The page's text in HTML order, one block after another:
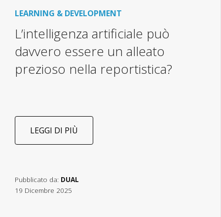
LEARNING & DEVELOPMENT
L’intelligenza artificiale può
davvero essere un alleato
prezioso nella reportistica?
LEGGI DI PIÙ
Pubblicato da: DUAL
19 Dicembre 2025